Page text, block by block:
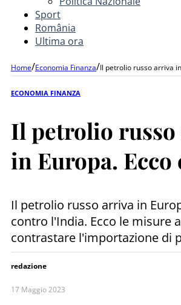
Sport
România
Ultima ora
Home/Economia Finanza/Il petrolio russo arriva
ECONOMIA FINANZA
Il petrolio
in Europa. Ecco
Il petrolio russo arriva in
contro l'India. Ecco le misure
contrastare l'importazione di
redazione
17 Maggio 2023